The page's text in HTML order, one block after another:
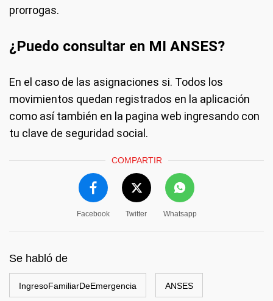
prorrogas.
¿Puedo consultar en MI ANSES?
En el caso de las asignaciones si. Todos los
movimientos quedan registrados en la aplicación
como así también en la pagina web ingresando con
tu clave de seguridad social.
COMPARTIR
Facebook Twitter Whatsapp
Se habló de
IngresoFamiliarDeEmergencia ANSES